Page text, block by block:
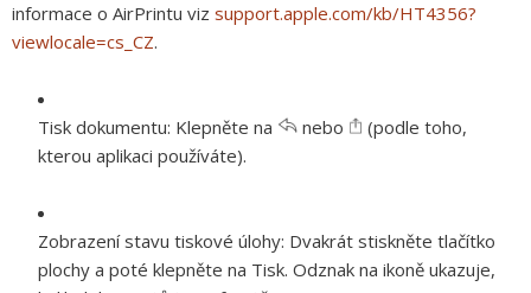
informace o AirPrintu viz support.apple.com/kb/HT4356?
viewlocale=cs_CZ.
Tisk dokumentu: Klepněte na nebo
(podle toho,
kterou aplikaci používáte).
Zobrazení stavu tiskové úlohy: Dvakrát stiskněte tlačítko
plochy a poté klepněte na Tisk. Odznak na ikoně ukazuje,